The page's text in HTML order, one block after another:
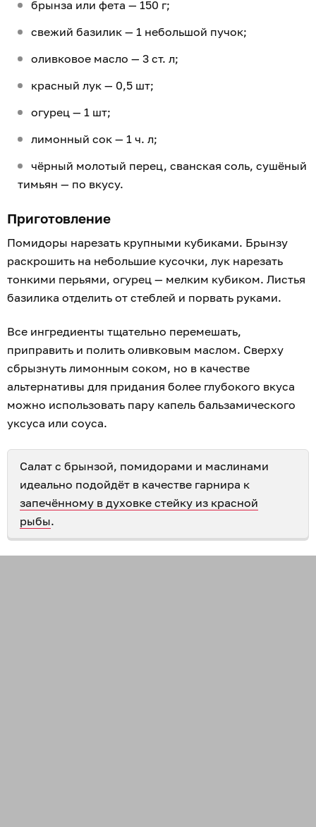
брынза или фета — 150 г;
свежий базилик — 1 небольшой пучок;
оливковое масло — 3 ст. л;
красный лук — 0,5 шт;
огурец — 1 шт;
лимонный сок — 1 ч. л;
чёрный молотый перец, сванская соль, сушёный
тимьян — по вкусу.
Приготовление
Помидоры нарезать крупными кубиками. Брынзу
раскрошить на небольшие кусочки, лук нарезать
тонкими перьями, огурец — мелким кубиком. Листья
базилика отделить от стеблей и порвать руками.
Все ингредиенты тщательно перемешать,
приправить и полить оливковым маслом. Сверху
сбрызнуть лимонным соком, но в качестве
альтернативы для придания более глубокого вкуса
можно использовать пару капель бальзамического
уксуса или соуса.
Салат с брынзой, помидорами и маслинами
идеально подойдёт в качестве гарнира к
запечённому в духовке стейку из красной
рыбы.